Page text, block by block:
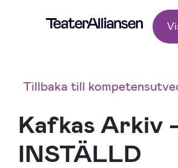
Tillbaka till
Kafkas Arkiv
INSTÄLLD